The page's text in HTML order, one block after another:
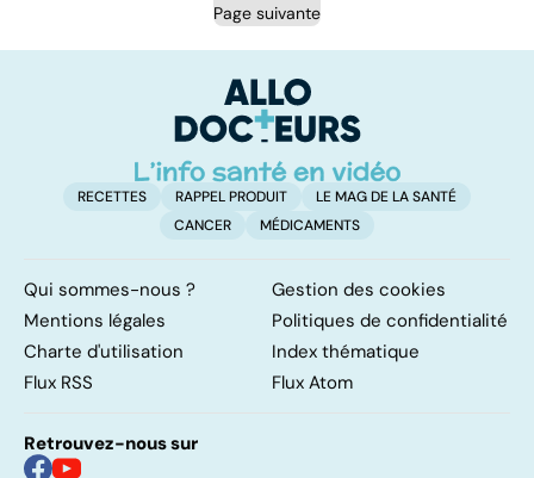
Page suivante
RECETTES RAPPEL PRODUIT
LE MAG DE LA SANTÉ
CANCER
MÉDICAMENTS
Qui sommes-nous ?
Gestion des cookies
Mentions légales
Politiques de confidentialité
Charte d'utilisation
Index thématique
Flux RSS
Flux Atom
Retrouvez-nous sur